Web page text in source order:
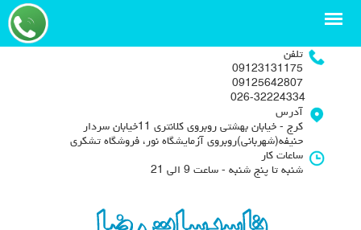
تلفن
09123131175
09125642807
آدرس
کرج - خیابان بهشتی روبروی کلانتری 11خیابان سردار
حنیفه(شهربانی)روبروی آزمایشگاه نور، فروشگاه تشکری
ساعات کار
شنبه تا پنج شنبه - ساعت 9 الی 21